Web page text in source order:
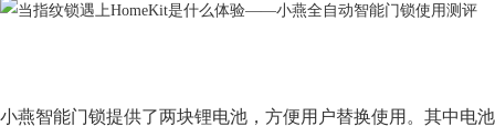
小燕智能门锁提供了两块锂电池，方便用户替换使用。其中电池